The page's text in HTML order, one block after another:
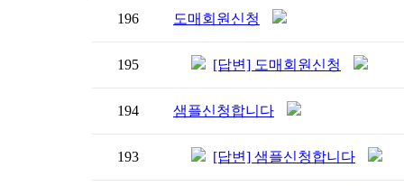
196 도매회원신청
195 [답변] 도매회원신청
194 샘플신청합니다
193 [답변] 샘플신청합니다